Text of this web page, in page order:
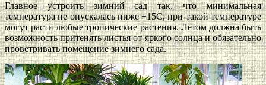
Главное устроить зимний сад так, что минимальная
температура не опускалась ниже +15С, при такой температуре
могут расти любые тропические растения. Летом должна быть
возможность притенять листья от яркого солнца и обязательно
проветривать помещение зимнего сада.